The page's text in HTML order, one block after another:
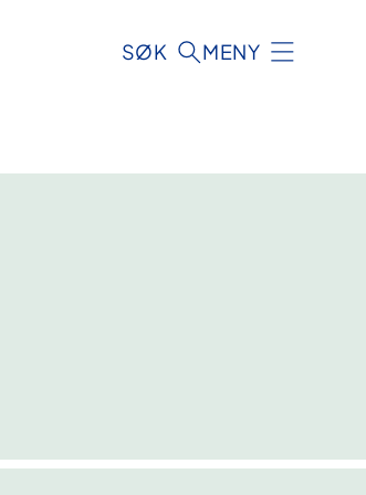
SØK MENY